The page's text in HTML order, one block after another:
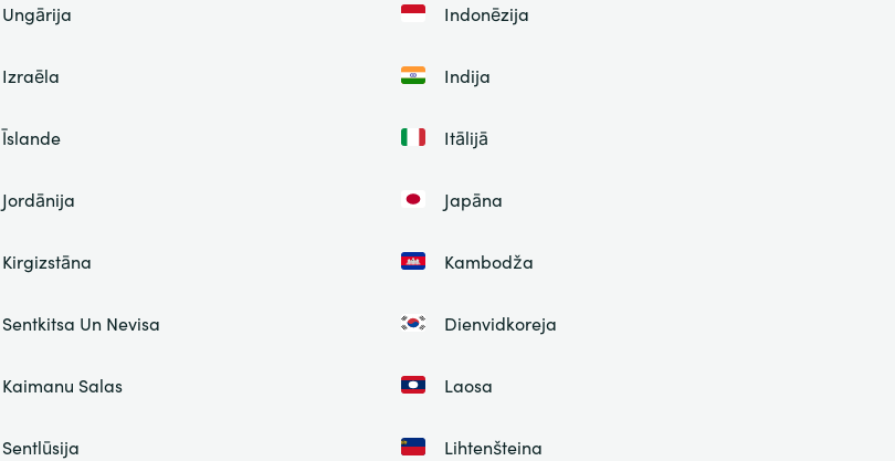
Ungārija Indonēzija
Izraēla Indija
Īslande Itālijā
Jordānija Japāna
Kirgizstāna Kambodža
Sentkitsa Un Nevisa Dienvidkoreja
Kaimanu Salas Laosa
Sentlūsija Lihtenšteina